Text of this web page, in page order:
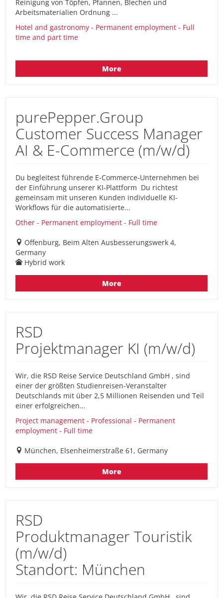
Reinigung von Töpfen, Pfannen, Blechen und
Arbeitsmaterialien Ordnung ...
Hotel and gastronomy - Permanent employment - Full
time and part time
More
purePepper.Group
Customer Success Manager
AI & E-Commerce (m/w/d)
Du begleitest führende E-Commerce-Unternehmen bei
der Einführung unserer KI-Plattform Du richtest
gemeinsam mit unseren Kunden individuelle KI-
Workflows für die automatisierte...
Other - Permanent employment - Full time
Offenburg, Beim Alten Ausbesserungswerk 4,
Germany
Hybrid work
More
RSD
Projektmanager KI (m/w/d)
Wir, die RSD Reise Service Deutschland GmbH , sind
einer der größten Studienreisen-Veranstalter
Deutschlands mit über 2,5 Millionen Reisenden und Teil
einer erfolgreichen...
Project management - Professional - Permanent
employment - Full time
München, Elsenheimerstraße 61, Germany
More
RSD
Produktmanager Touristik
(m/w/d)
Standort: München